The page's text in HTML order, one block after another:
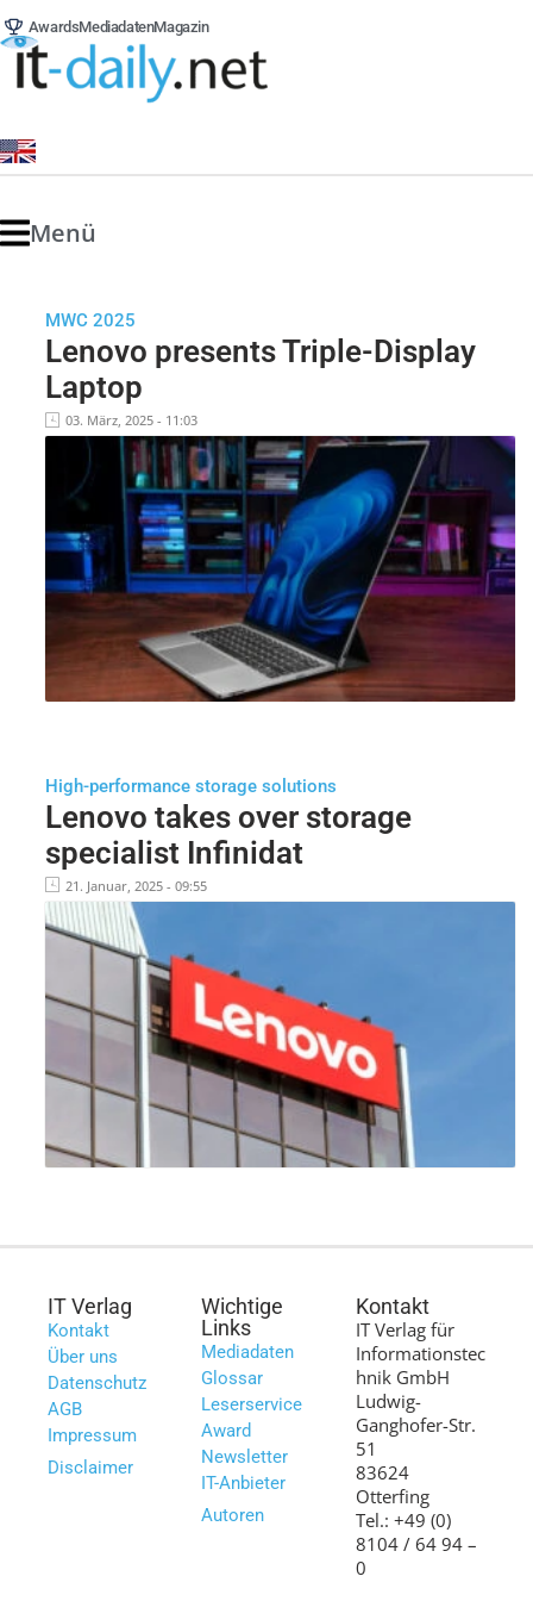
AwardsMediadatenMagazin
Menü
MWC 2025
Lenovo presents Triple-Display
Laptop
03. März, 2025 - 11:03
High-performance storage solutions
Lenovo takes over storage
specialist Infinidat
21. Januar, 2025 - 09:55
IT Verlag
Kontakt
Über uns
Datenschutz
AGB
Impressum
Disclaimer
Wichtige
Links
Mediadaten
Glossar
Leserservice
Award
Newsletter
IT-Anbieter
Autoren
Kontakt
IT Verlag für
Informationstec
hnik GmbH
Ludwig-
Ganghofer-Str.
51
83624
Otterfing
Tel.: +49 (0)
8104 / 64 94 –
0